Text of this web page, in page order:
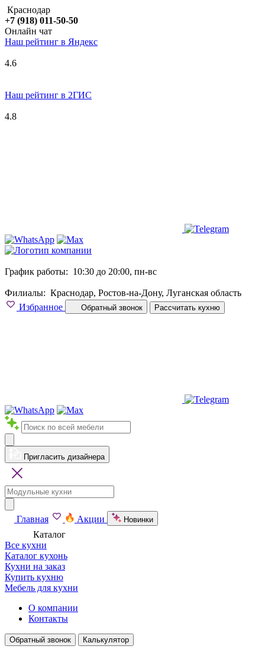
Краснодар
+7 (918) 011-50-50
Онлайн чат
Наш рейтинг в Яндекс
4.6
Наш рейтинг в 2ГИС
4.8
График работы: 10:30 до 20:00, пн-вс
Филиалы: Краснодар, Ростов-на-Дону, Луганская область
Избранное
Обратный звонок Рассчитать кухню
Пригласить дизайнера
Главная Акции Новинки
Каталог
Все кухни
Каталог кухонь
Кухни на заказ
Купить кухню
Мебель для кухни
О компании
Контакты
Обратный звонок Калькулятор